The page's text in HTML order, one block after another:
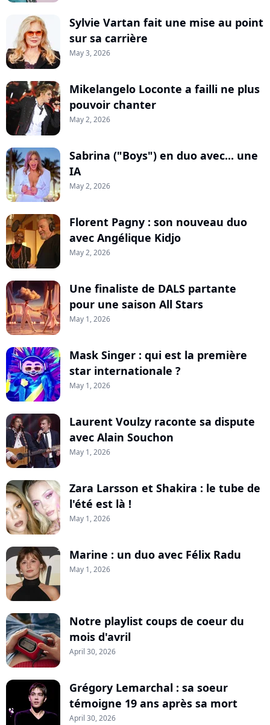
Sylvie Vartan fait une mise au point
sur sa carrière
May 3, 2026
Mikelangelo Loconte a failli ne plus
pouvoir chanter
May 2, 2026
Sabrina ("Boys") en duo avec... une
IA
May 2, 2026
Florent Pagny : son nouveau duo
avec Angélique Kidjo
May 2, 2026
Une finaliste de DALS partante
pour une saison All Stars
May 1, 2026
Mask Singer : qui est la première
star internationale ?
May 1, 2026
Laurent Voulzy raconte sa dispute
avec Alain Souchon
May 1, 2026
Zara Larsson et Shakira : le tube de
l'été est là !
May 1, 2026
Marine : un duo avec Félix Radu
May 1, 2026
Notre playlist coups de coeur du
mois d'avril
April 30, 2026
Grégory Lemarchal : sa soeur
témoigne 19 ans après sa mort
April 30, 2026